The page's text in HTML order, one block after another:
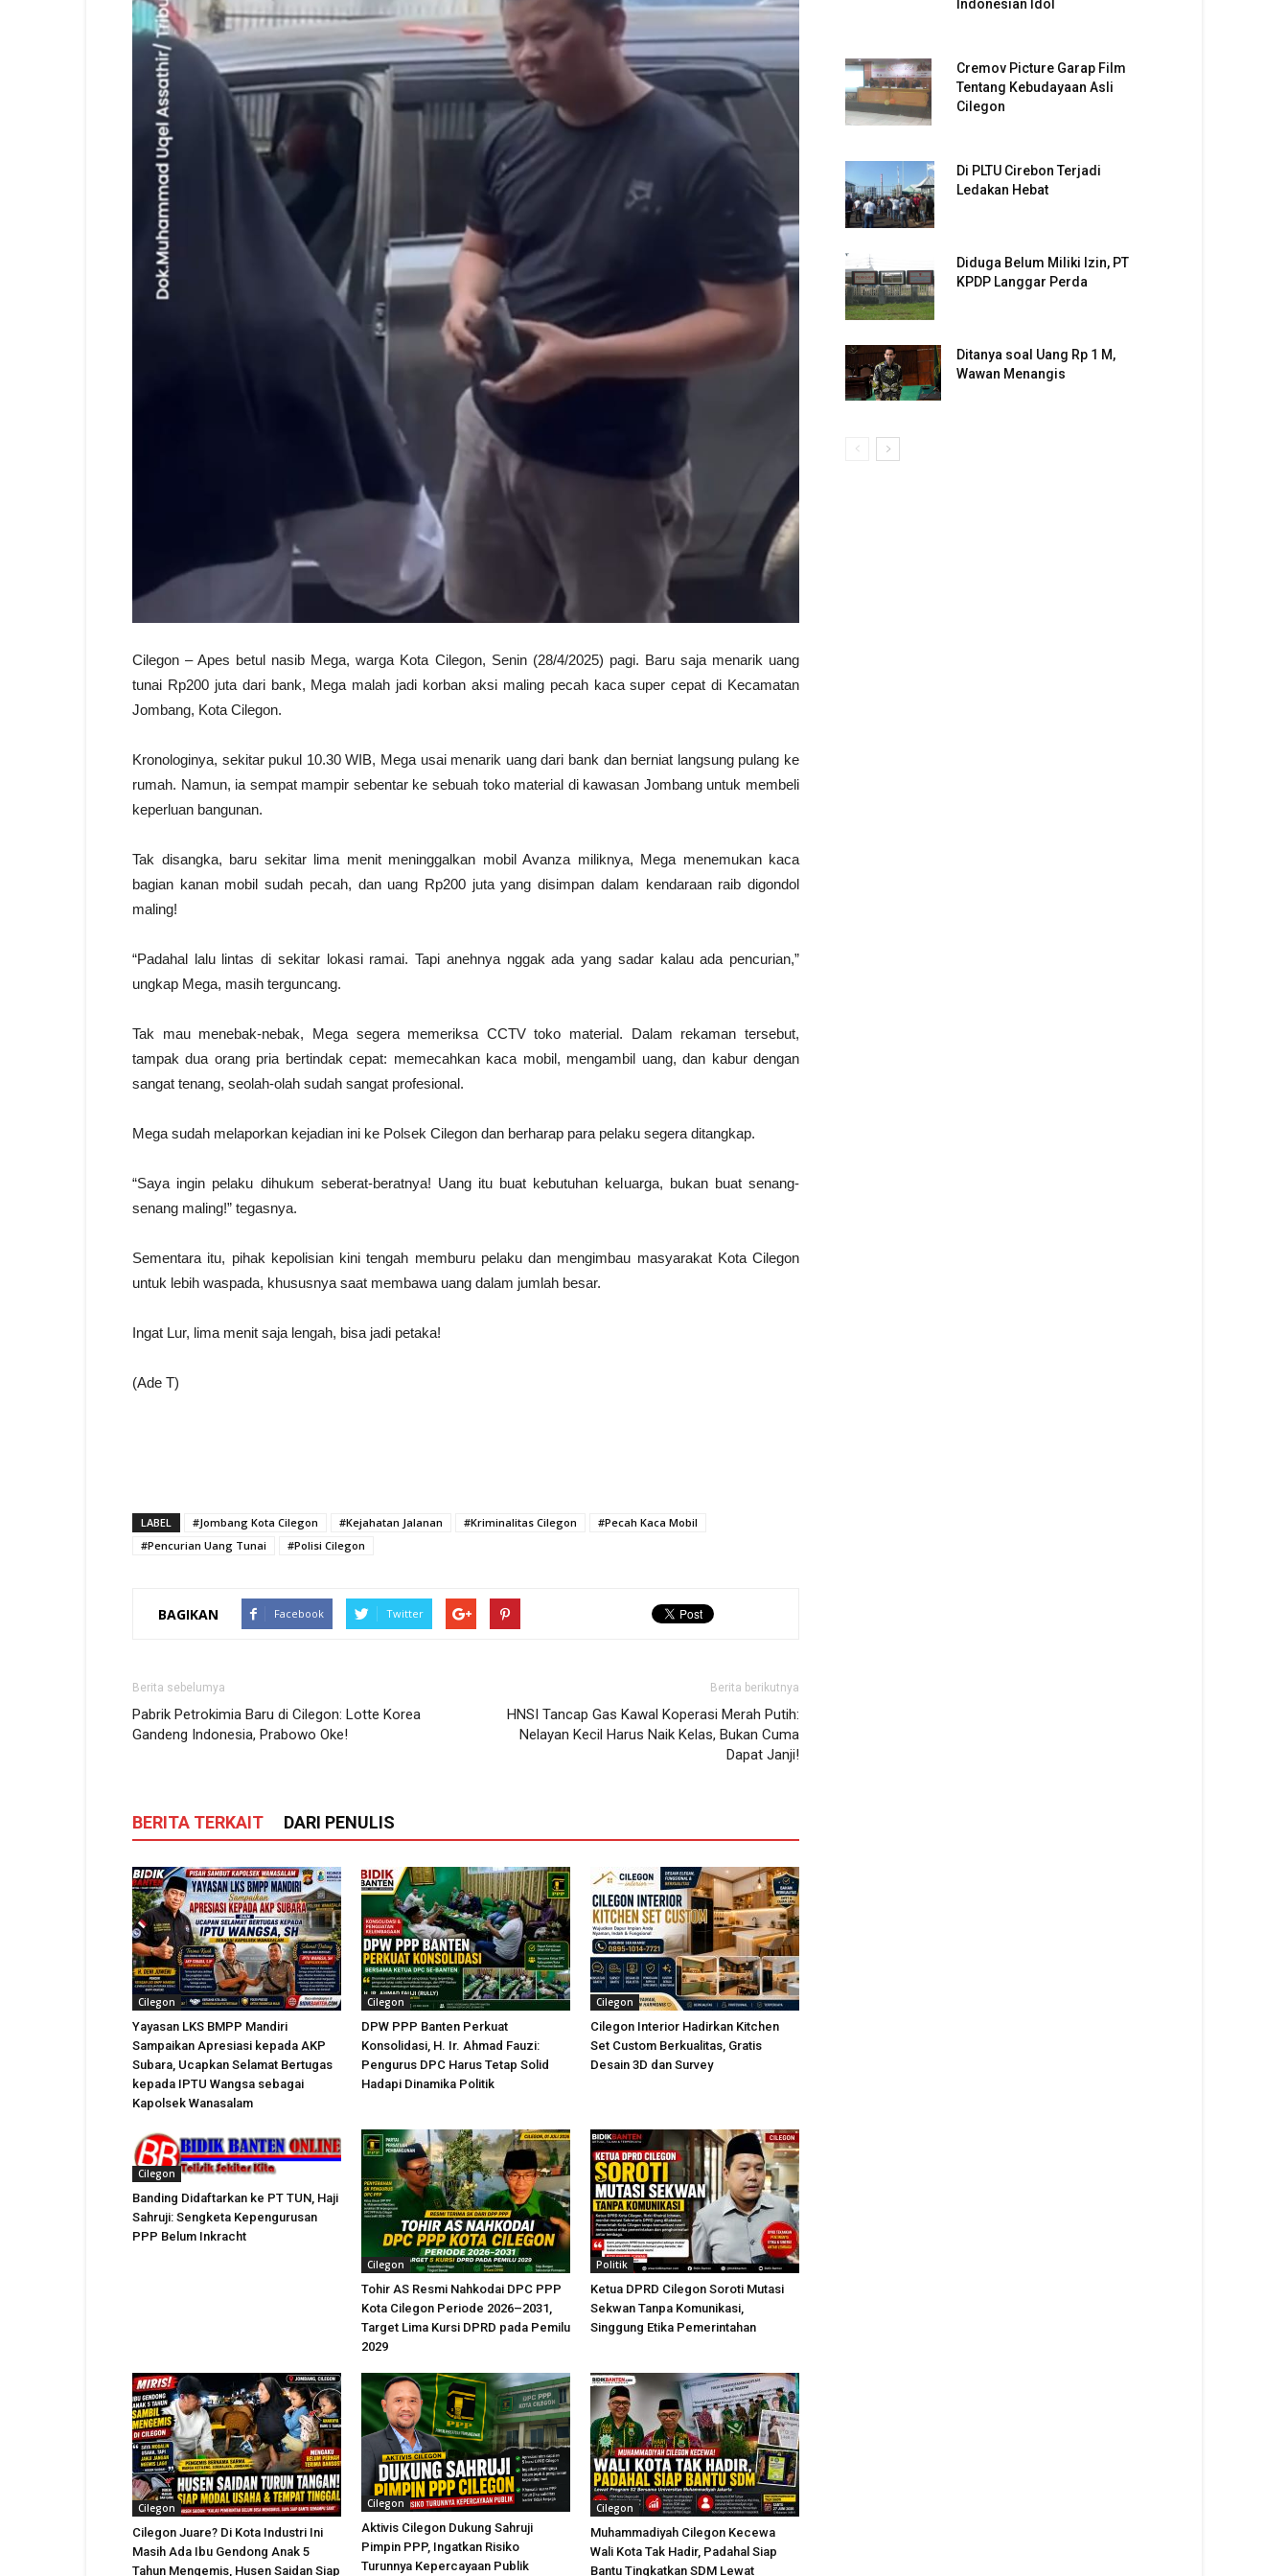
Cilegon – Apes betul nasib Mega, warga Kota Cilegon, Senin (28/4/2025) pagi. Baru saja menarik uang
tunai Rp200 juta dari bank, Mega malah jadi korban aksi maling pecah kaca super cepat di Kecamatan
Jombang, Kota Cilegon.
Kronologinya, sekitar pukul 10.30 WIB, Mega usai menarik uang dari bank dan berniat langsung pulang ke
rumah. Namun, ia sempat mampir sebentar ke sebuah toko material di kawasan Jombang untuk membeli
keperluan bangunan.
Tak disangka, baru sekitar lima menit meninggalkan mobil Avanza miliknya, Mega menemukan kaca
bagian kanan mobil sudah pecah, dan uang Rp200 juta yang disimpan dalam kendaraan raib digondol
maling!
“Padahal lalu lintas di sekitar lokasi ramai. Tapi anehnya nggak ada yang sadar kalau ada pencurian,”
ungkap Mega, masih terguncang.
Tak mau menebak-nebak, Mega segera memeriksa CCTV toko material. Dalam rekaman tersebut,
tampak dua orang pria bertindak cepat: memecahkan kaca mobil, mengambil uang, dan kabur dengan
sangat tenang, seolah-olah sudah sangat profesional.
Mega sudah melaporkan kejadian ini ke Polsek Cilegon dan berharap para pelaku segera ditangkap.
“Saya ingin pelaku dihukum seberat-beratnya! Uang itu buat kebutuhan keluarga, bukan buat senang-
senang maling!” tegasnya.
Sementara itu, pihak kepolisian kini tengah memburu pelaku dan mengimbau masyarakat Kota Cilegon
untuk lebih waspada, khususnya saat membawa uang dalam jumlah besar.
Ingat Lur, lima menit saja lengah, bisa jadi petaka!
(Ade T)
LABEL #Jombang Kota Cilegon #Kejahatan Jalanan #Kriminalitas Cilegon
#Pecah Kaca Mobil
#Pencurian Uang Tunai
#Polisi Cilegon
BAGIKAN Facebook Twitter
Berita sebelumya
Pabrik Petrokimia Baru di Cilegon: Lotte Korea
Gandeng Indonesia, Prabowo Oke!
Berita berikutnya
HNSI Tancap Gas Kawal Koperasi Merah Putih:
Nelayan Kecil Harus Naik Kelas, Bukan Cuma
Dapat Janji!
BERITA TERKAIT DARI PENULIS
Cilegon
Yayasan LKS BMPP Mandiri
Sampaikan Apresiasi kepada AKP
Subara, Ucapkan Selamat Bertugas
kepada IPTU Wangsa sebagai
Kapolsek Wanasalam
Cilegon
DPW PPP Banten Perkuat
Konsolidasi, H. Ir. Ahmad Fauzi:
Pengurus DPC Harus Tetap Solid
Hadapi Dinamika Politik
Cilegon
Cilegon Interior Hadirkan Kitchen
Set Custom Berkualitas, Gratis
Desain 3D dan Survey
Cilegon
Banding Didaftarkan ke PT TUN, Haji
Sahruji: Sengketa Kepengurusan
PPP Belum Inkracht
Cilegon
Tohir AS Resmi Nahkodai DPC PPP
Kota Cilegon Periode 2026–2031,
Target Lima Kursi DPRD pada Pemilu
2029
Politik
Ketua DPRD Cilegon Soroti Mutasi
Sekwan Tanpa Komunikasi,
Singgung Etika Pemerintahan
Cilegon
Cilegon Juare? Di Kota Industri Ini
Masih Ada Ibu Gendong Anak 5
Tahun Mengemis, Husen Saidan Siap
Cilegon
Aktivis Cilegon Dukung Sahruji
Pimpin PPP, Ingatkan Risiko
Turunnya Kepercayaan Publik
Cilegon
Muhammadiyah Cilegon Kecewa
Wali Kota Tak Hadir, Padahal Siap
Bantu Tingkatkan SDM Lewat
Indonesian Idol
Cremov Picture Garap Film
Tentang Kebudayaan Asli
Cilegon
Di PLTU Cirebon Terjadi
Ledakan Hebat
Diduga Belum Miliki Izin, PT
KPDP Langgar Perda
Ditanya soal Uang Rp 1 M,
Wawan Menangis